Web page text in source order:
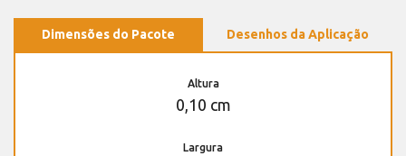
Dimensões do Pacote Desenhos da Aplicação
Altura
0,10 cm
Largura